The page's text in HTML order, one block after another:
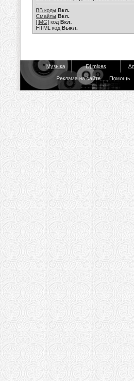
BB коды Вкл.
Смайлы Вкл.
[IMG] код Вкл.
HTML код Выкл.
Музыка Dj mixes
Реклама на сайте Помощь